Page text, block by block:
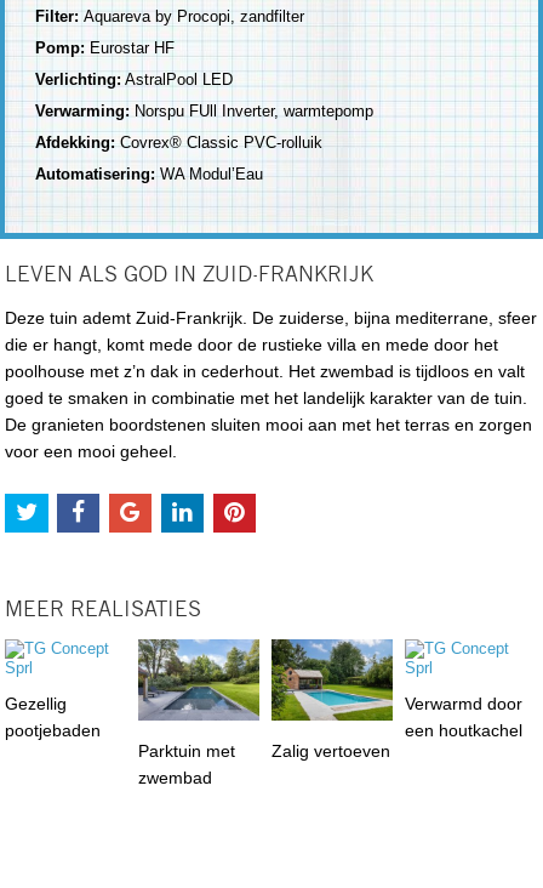
Filter:Aquareva by Procopi, zandfilter
Pomp: Eurostar HF
Verlichting: AstralPool LED
Verwarming: Norspu FUll Inverter, warmtepomp
Afdekking:Covrex® Classic PVC-rolluik
Automatisering:WA Modul’Eau
LEVEN ALS GOD IN ZUID-FRANKRIJK
Deze tuin ademt Zuid-Frankrijk. De zuiderse, bijna mediterrane, sfeer
die er hangt, komt mede door de rustieke villa en mede door het
poolhouse met z’n dak in cederhout. Het zwembad is tijdloos en valt
goed te smaken in combinatie met het landelijk karakter van de tuin.
De granieten boordstenen sluiten mooi aan met het terras en zorgen
voor een mooi geheel.
MEER REALISATIES
Gezellig
pootjebaden
Parktuin met
zwembad
Zalig vertoeven
Verwarmd door
een houtkachel